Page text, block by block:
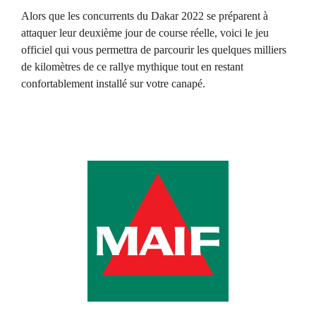
Alors que les concurrents du Dakar 2022 se préparent à
attaquer leur deuxième jour de course réelle, voici le jeu
officiel qui vous permettra de parcourir les quelques milliers
de kilomètres de ce rallye mythique tout en restant
confortablement installé sur votre canapé.